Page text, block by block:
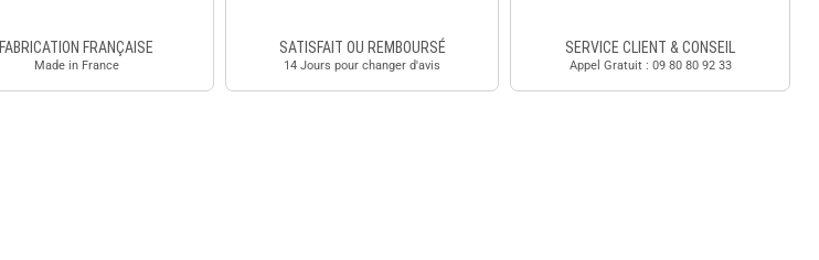
FABRICATION FRANÇAISE
Made in France
SATISFAIT OU REMBOURSÉ
14 Jours pour changer d'avis
SERVICE CLIENT & CONSEIL
Appel Gratuit : 09 80 80 92 33